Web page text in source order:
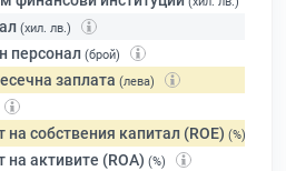
(хил. лв.)
персонал (брой)
заплата (лева)
собствения капитал (ROE) (%)
активите (ROA) (%)